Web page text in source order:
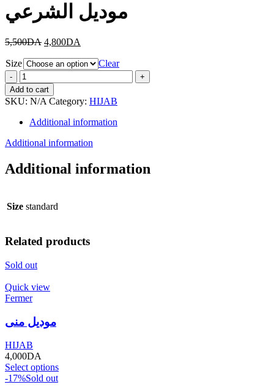
موديل الشرعي
5,500DA 4,800DA
Size
Clear
موديل
الشرعي
quantity
Add to cart
SKU: N/A Category: HIJAB
Additional information
Additional information
Additional information
Size standard
Related products
Sold out
Quick view
Fermer
موديل منى
HIJAB
4,000DA
Select options
-17%Sold out